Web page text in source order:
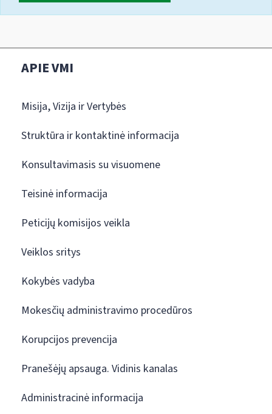
APIE VMI
Misija, Vizija ir Vertybės
Struktūra ir kontaktinė informacija
Konsultavimasis su visuomene
Teisinė informacija
Peticijų komisijos veikla
Veiklos sritys
Kokybės vadyba
Mokesčių administravimo procedūros
Korupcijos prevencija
Pranešėjų apsauga. Vidinis kanalas
Administracinė informacija